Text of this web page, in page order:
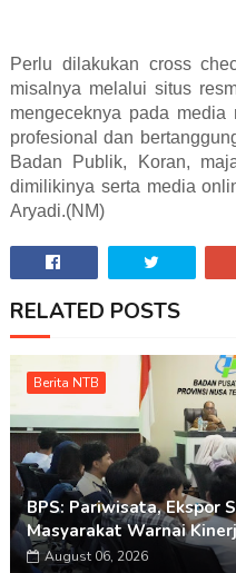
Perlu dilakukan cross
misalnya melalui situs
mengeceknya pada
profesional dan
Badan Publik, Koran,
dimilikinya serta media
Aryadi.(NM)
RELATED POSTS
Berita NTB
BPS: Pariwisata, Ekspor
Masyarakat Warnai
August 06, 2026